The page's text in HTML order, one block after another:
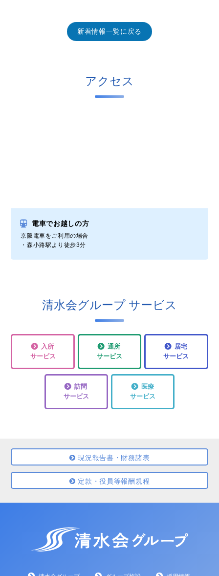
新着情報一覧に戻る
アクセス
電車でお越しの方
京阪電車をご利用の場合
・森小路駅より徒歩3分
清水会グループ サービス
入所
サービス
通所
サービス
居宅
サービス
訪問
サービス
医療
サービス
現況報告書・財務諸表
定款・役員等報酬規程